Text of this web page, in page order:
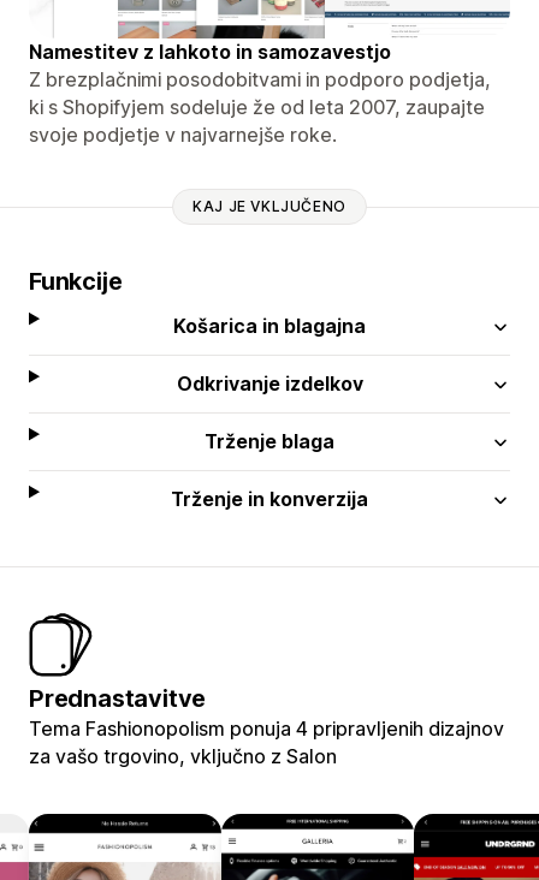
Namestitev z lahkoto in samozavestjo
Z brezplačnimi posodobitvami in podporo podjetja,
ki s Shopifyjem sodeluje že od leta 2007, zaupajte
svoje podjetje v najvarnejše roke.
KAJ JE VKLJUČENO
Funkcije
Košarica in blagajna
Odkrivanje izdelkov
Trženje blaga
Trženje in konverzija
Prednastavitve
Tema Fashionopolism ponuja 4 pripravljenih dizajnov
za vašo trgovino, vključno z Salon